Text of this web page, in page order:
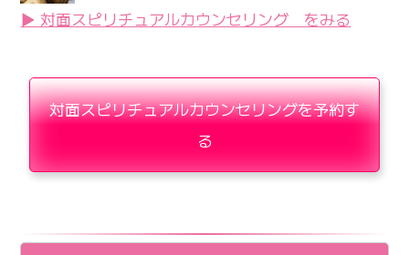
▶ 対面スピリチュアルカウンセリング をみる
対面スピリチュアルカウンセリングを予約す
る